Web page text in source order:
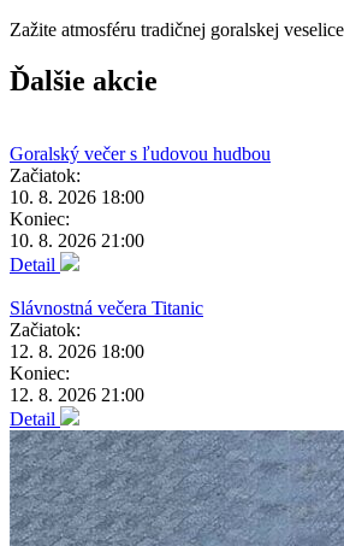
Zažite atmosféru tradičnej goralskej
Ďalšie akcie
Goralský večer s ľudovou hudbou
Začiatok:
10. 8. 2026 18:00
Koniec:
10. 8. 2026 21:00
Detail
Slávnostná večera Titanic
Začiatok:
12. 8. 2026 18:00
Koniec:
12. 8. 2026 21:00
Detail